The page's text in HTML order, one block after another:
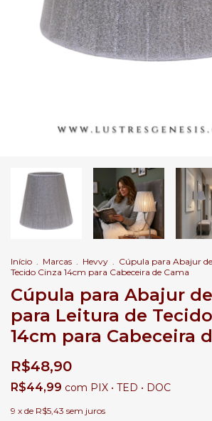
Início . Marcas . Hevvy . Cúpula para Abajur
Tecido Cinza 14cm para Cabeceira de Cama
Cúpula para Abajur
para Leitura de
14cm para Cabeceira
R$48,90
R$44,99 com PIX • TED • DOC
9 x de R$5,43 sem juros